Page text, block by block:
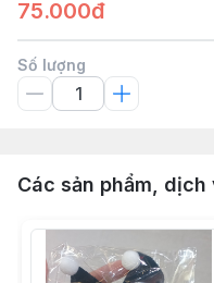
75.000đ
Số lượng
Các sản phẩm, dịch